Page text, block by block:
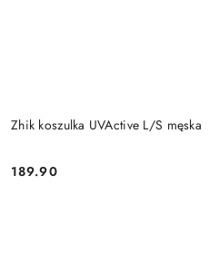
Zhik koszulka UVActive L/S męska
Cena:
189.90